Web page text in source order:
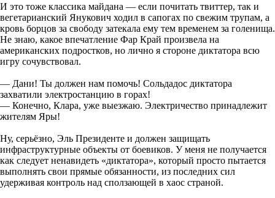
И это тоже классика майдана — если почитать твиттер, так и
вегетарианский Янукович ходил в сапогах по свежим трупам, а
кровь борцов за свободу затекала ему тем временем за голенища.
Не знаю, какое впечатление Фар Край произвела на
американских подростков, но лично я стороне диктатора всю
игру сочувствовал.
— Дани! Ты должен нам помочь! Сольдадос диктатора
захватили электростанцию в горах!
— Конечно, Клара, уже выезжаю. Электричество принадлежит
жителям Яры!
Ну, серьёзно, Эль Президенте и должен защищать
инфраструктурные объекты от боевиков. У меня не получается
как следует ненавидеть «диктатора», который просто пытается
выполнять свои прямые обязанности, из последних сил
удерживая контроль над сползающей в хаос страной.